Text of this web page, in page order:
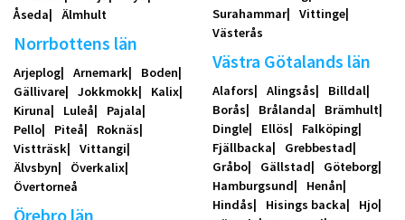
Åseda
Älmhult
Norrbottens län
Arjeplog Arnemark
Boden
Gällivare
Jokkmokk
Kalix
Kiruna
Luleå
Pajala
Pello
Piteå
Roknäs
Vistträsk
Vittangi
Älvsbyn
Överkalix
Övertorneå
Surahammar
Vittinge
Västerås
Västra Götalands län
Alafors Alingsås
Billdal
Borås
Brålanda
Brämhult
Dingle
Ellös
Falköping
Fjällbacka
Grebbestad
Gråbo
Gällstad
Göteborg
Hamburgsund
Henån
Hindås
Hisings backa
Hjo